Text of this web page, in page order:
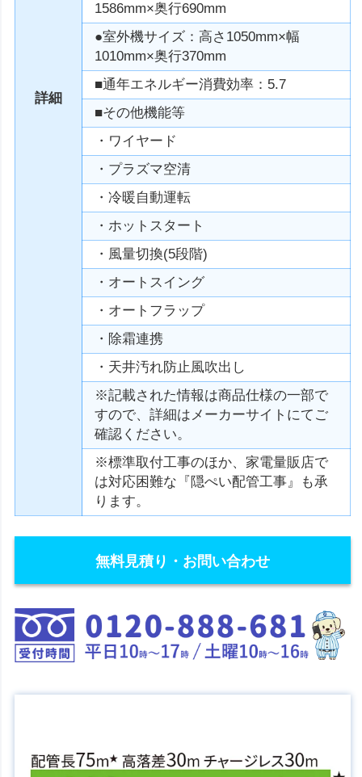
詳細
1586mm×奥行690mm
●室外機サイズ：高さ1050mm×幅
1010mm×奥行370mm
■通年エネルギー消費効率：5.7
■その他機能等
・ワイヤード
・プラズマ空清
・冷暖自動運転
・ホットスタート
・風量切換(5段階)
・オートスイング
・オートフラップ
・除霜連携
・天井汚れ防止風吹出し
※記載された情報は商品仕様の一部で
すので、詳細はメーカーサイトにてご
確認ください。
※標準取付工事のほか、家電量販店で
は対応困難な『隠ぺい配管工事』も承
ります。
無料見積り・お問い合わせ